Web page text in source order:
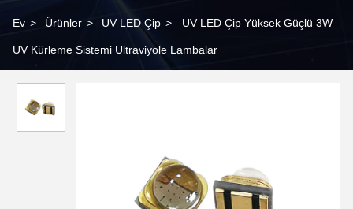
Ev > Ürünler > UV LED Çip > UV LED Çip Yüksek Güçlü 3W
UV Kürleme Sistemi Ultraviyole Lambalar